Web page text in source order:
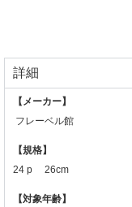
詳細
【メーカー】
フレーベル館
【規格】
24 p 26cm
【対象年齢】